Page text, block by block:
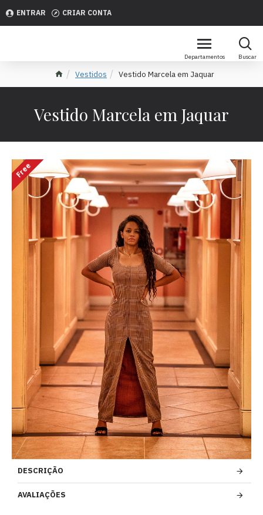
ENTRAR CRIAR CONTA
Vestidos Vestido Marcela em Jaquar
Vestido Marcela em Jaquar
Free
DESCRIÇÃO
AVALIAÇÕES